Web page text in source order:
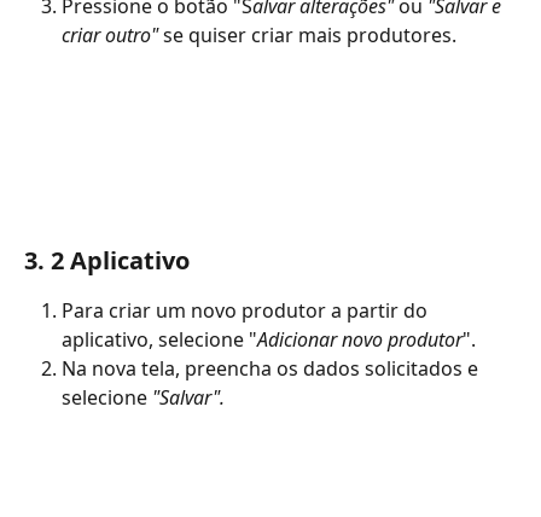
Pressione o botão "Salvar alterações" ou "Salvar e
criar outro" se quiser criar mais produtores.
3. 2 Aplicativo
Para criar um novo produtor a partir do
aplicativo, selecione "Adicionar novo produtor".
Na nova tela, preencha os dados solicitados e
selecione "Salvar".